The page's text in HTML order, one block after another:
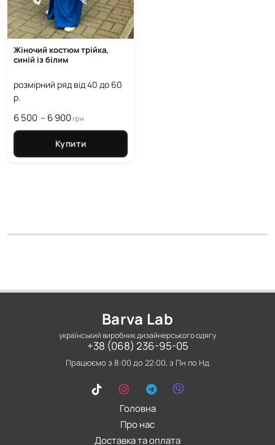
Жіночий костюм трійка,
синій із білим
розмірний ряд від 40 до 60
р.
6 500 – 6 900 грн
range:
6 500
грн
Купити
Barva Lab
український виробник дизайнерського одягу
Головна
Про нас
Доставка та оплата
+38 (068) 236-95-05
Працюємо з 8:00 до 22:00, з Пн по Нд